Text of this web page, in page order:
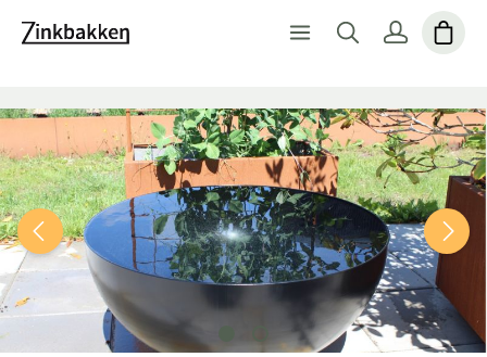
Spring over billedgalleri